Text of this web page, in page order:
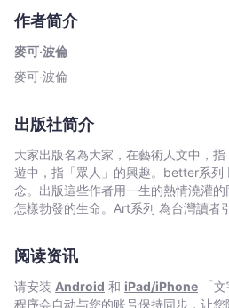
的
然
史
麥
波
倫
-
宇
｜
飲食界的良心與革命者麥可．波倫揭
飲食選擇，如何決定你與世界的未來！
雜食性動物的兩難。肉食動物吃肉，草
雜食性動物，到底要吃什麼？要選擇吃
餅乾嗎？封殺澱粉類食物的減肥法到底
已把對食物的嘗試，融合成一套套飲
開有害的食物，攝取有益的食物，免
也透過飲食，將自然界的物質轉化成
己與萬物共享一切關連。然而，20世
熟營養學的推波助瀾下，人類創造了新
難題。麥可．波倫為了「完整了解一頓
野生食物，從產地一路追蹤到餐桌。
作者简介
麥可‧波倫
麥可‧波倫
出版社简介
大家出版名為大家，在藝術人文中，
遊中，指「眾人」的興趣。better系
念。出版這些作者用一生的熱情澆灌
怎樣勃發的生命。Art系列 為台灣讀者
阅读资讯
请安装 Android 和 iPad/iPhone 「
程序会自动与您的账号保持同步，让您